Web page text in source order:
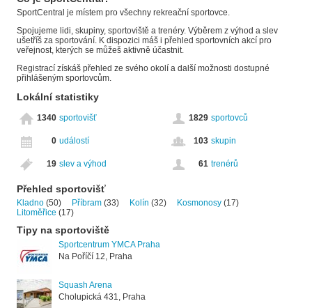
SportCentral je místem pro všechny rekreační sportovce.
Spojujeme lidi, skupiny, sportoviště a trenéry. Výběrem z výhod a slev
ušetříš za sportování. K dispozici máš i přehled sportovních akcí pro
veřejnost, kterých se můžeš aktivně účastnit.
Registrací získáš přehled ze svého okolí a další možnosti dostupné
přihlášeným sportovcům.
Lokální statistiky
1340 sportovišť 1829 sportovců
0 událostí 103 skupin
19 slev a výhod 61 trenérů
Přehled sportovišť
Kladno (50) Příbram (33) Kolín (32) Kosmonosy (17)
Litoměřice (17)
Tipy na sportoviště
Sportcentrum YMCA Praha
Na Poříčí 12, Praha
Squash Arena
Cholupická 431, Praha